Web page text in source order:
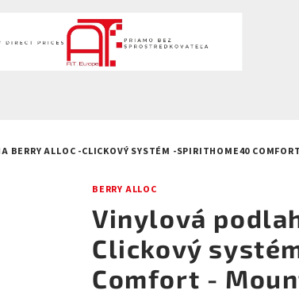
BERRY ALLOC -CLICKOVÝ SYSTÉM -SPIRITHOME40
BERRY ALLOC
Vinylová
Clickový
Comfort -